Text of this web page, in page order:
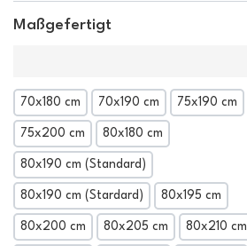
Maßgefertigt
70x180 cm 70x190 cm 75x190 cm
75x200 cm 80x180 cm
80x190 cm (Standard)
80x190 cm (Stardard) 80x195 cm
80x200 cm 80x205 cm 80x210 cm